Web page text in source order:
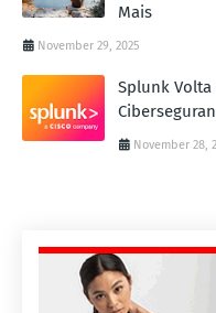
Mais
November 29, 2025
Splunk Volta
November 28,